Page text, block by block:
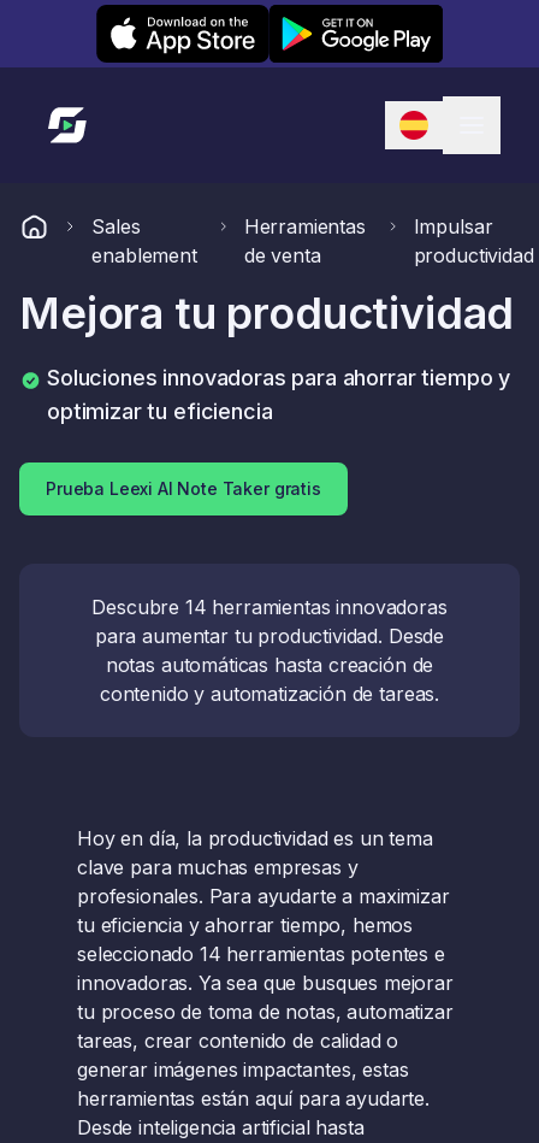
Leexi on iOS Leexi on Android
Enlace a la página de inicio
Sales
enablement
Herramientas
de venta
Impulsar
productividad
Mejora tu productividad
Soluciones innovadoras para ahorrar tiempo y
optimizar tu eficiencia
Prueba Leexi AI Note Taker gratis
Descubre 14 herramientas innovadoras
para aumentar tu productividad. Desde
notas automáticas hasta creación de
contenido y automatización de tareas.
Hoy en día, la productividad es un tema
clave para muchas empresas y
profesionales. Para ayudarte a maximizar
tu eficiencia y ahorrar tiempo, hemos
seleccionado 14 herramientas potentes e
innovadoras. Ya sea que busques mejorar
tu proceso de toma de notas, automatizar
tareas, crear contenido de calidad o
generar imágenes impactantes, estas
herramientas están aquí para ayudarte.
Desde inteligencia artificial hasta